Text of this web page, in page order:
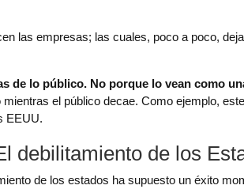
las empresas; las cuales, poco a poco,
de lo público. No porque lo vean como
el público decae. Como ejemplo,
EEUU.
debilitamiento de los
de los estados ha supuesto un éxito